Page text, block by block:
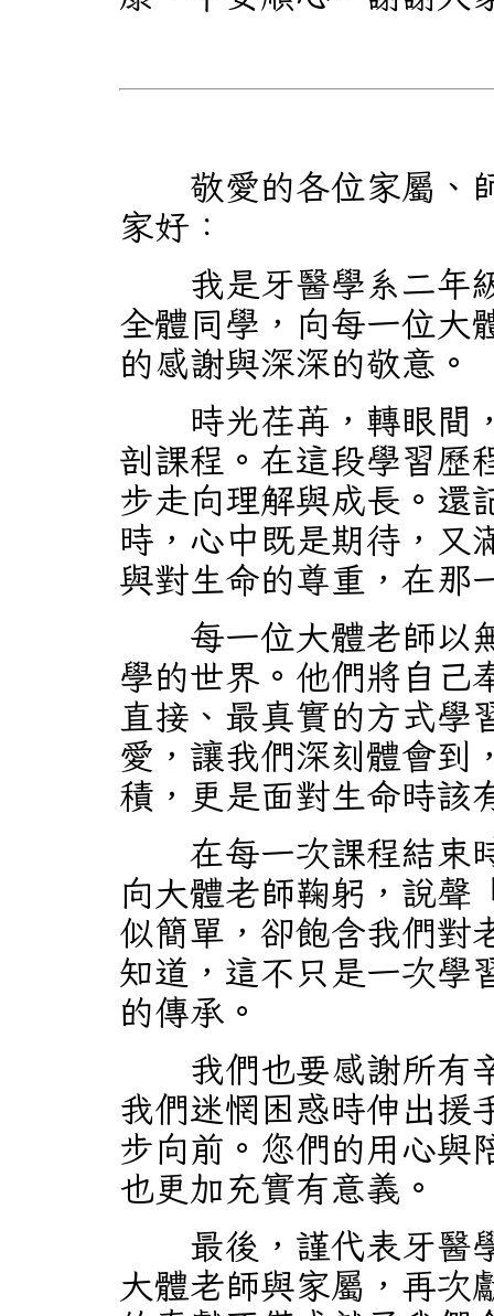
敬愛的各位家屬、師
家好：
我是牙醫學系二年級
全體同學，向每一位大
的感謝與深深的敬意。
時光荏苒，轉眼間，
剖課程。在這段學習歷
步走向理解與成長。還
時，心中既是期待，又
與對生命的尊重，在那
每一位大體老師以無
學的世界。他們將自己
直接、最真實的方式學
愛，讓我們深刻體會到
積，更是面對生命時該
在每一次課程結束時
向大體老師鞠躬，說聲
似簡單，卻飽含我們對
知道，這不只是一次學
的傳承。
我們也要感謝所有辛
我們迷惘困惑時伸出援
步向前。您們的用心與
也更加充實有意義。
最後，謹代表牙醫學
大體老師與家屬，再次